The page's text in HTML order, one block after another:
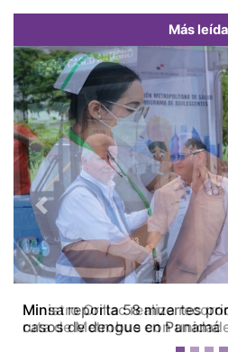
Más
Ministro Orillac realiza
ruta de Metrobus con
Previous